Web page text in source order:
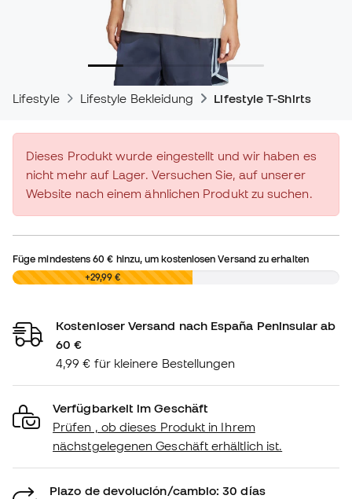
Lifestyle Lifestyle Bekleidung Lifestyle T-Shirts
Dieses Produkt wurde eingestellt und wir haben es
nicht mehr auf Lager. Versuchen Sie, auf unserer
Website nach einem ähnlichen Produkt zu suchen.
Füge mindestens60 € hinzu, um kostenlosen Versand zu erhalten
0,00 € +29,99 €
Kostenloser Versand nach España Peninsular ab
60 €
4,99 € für kleinere Bestellungen
Verfügbarkeit im Geschäft
Prüfen , ob dieses Produkt in Ihrem
nächstgelegenen Geschäft erhältlich ist.
Plazo de devolución/cambio: 30 días